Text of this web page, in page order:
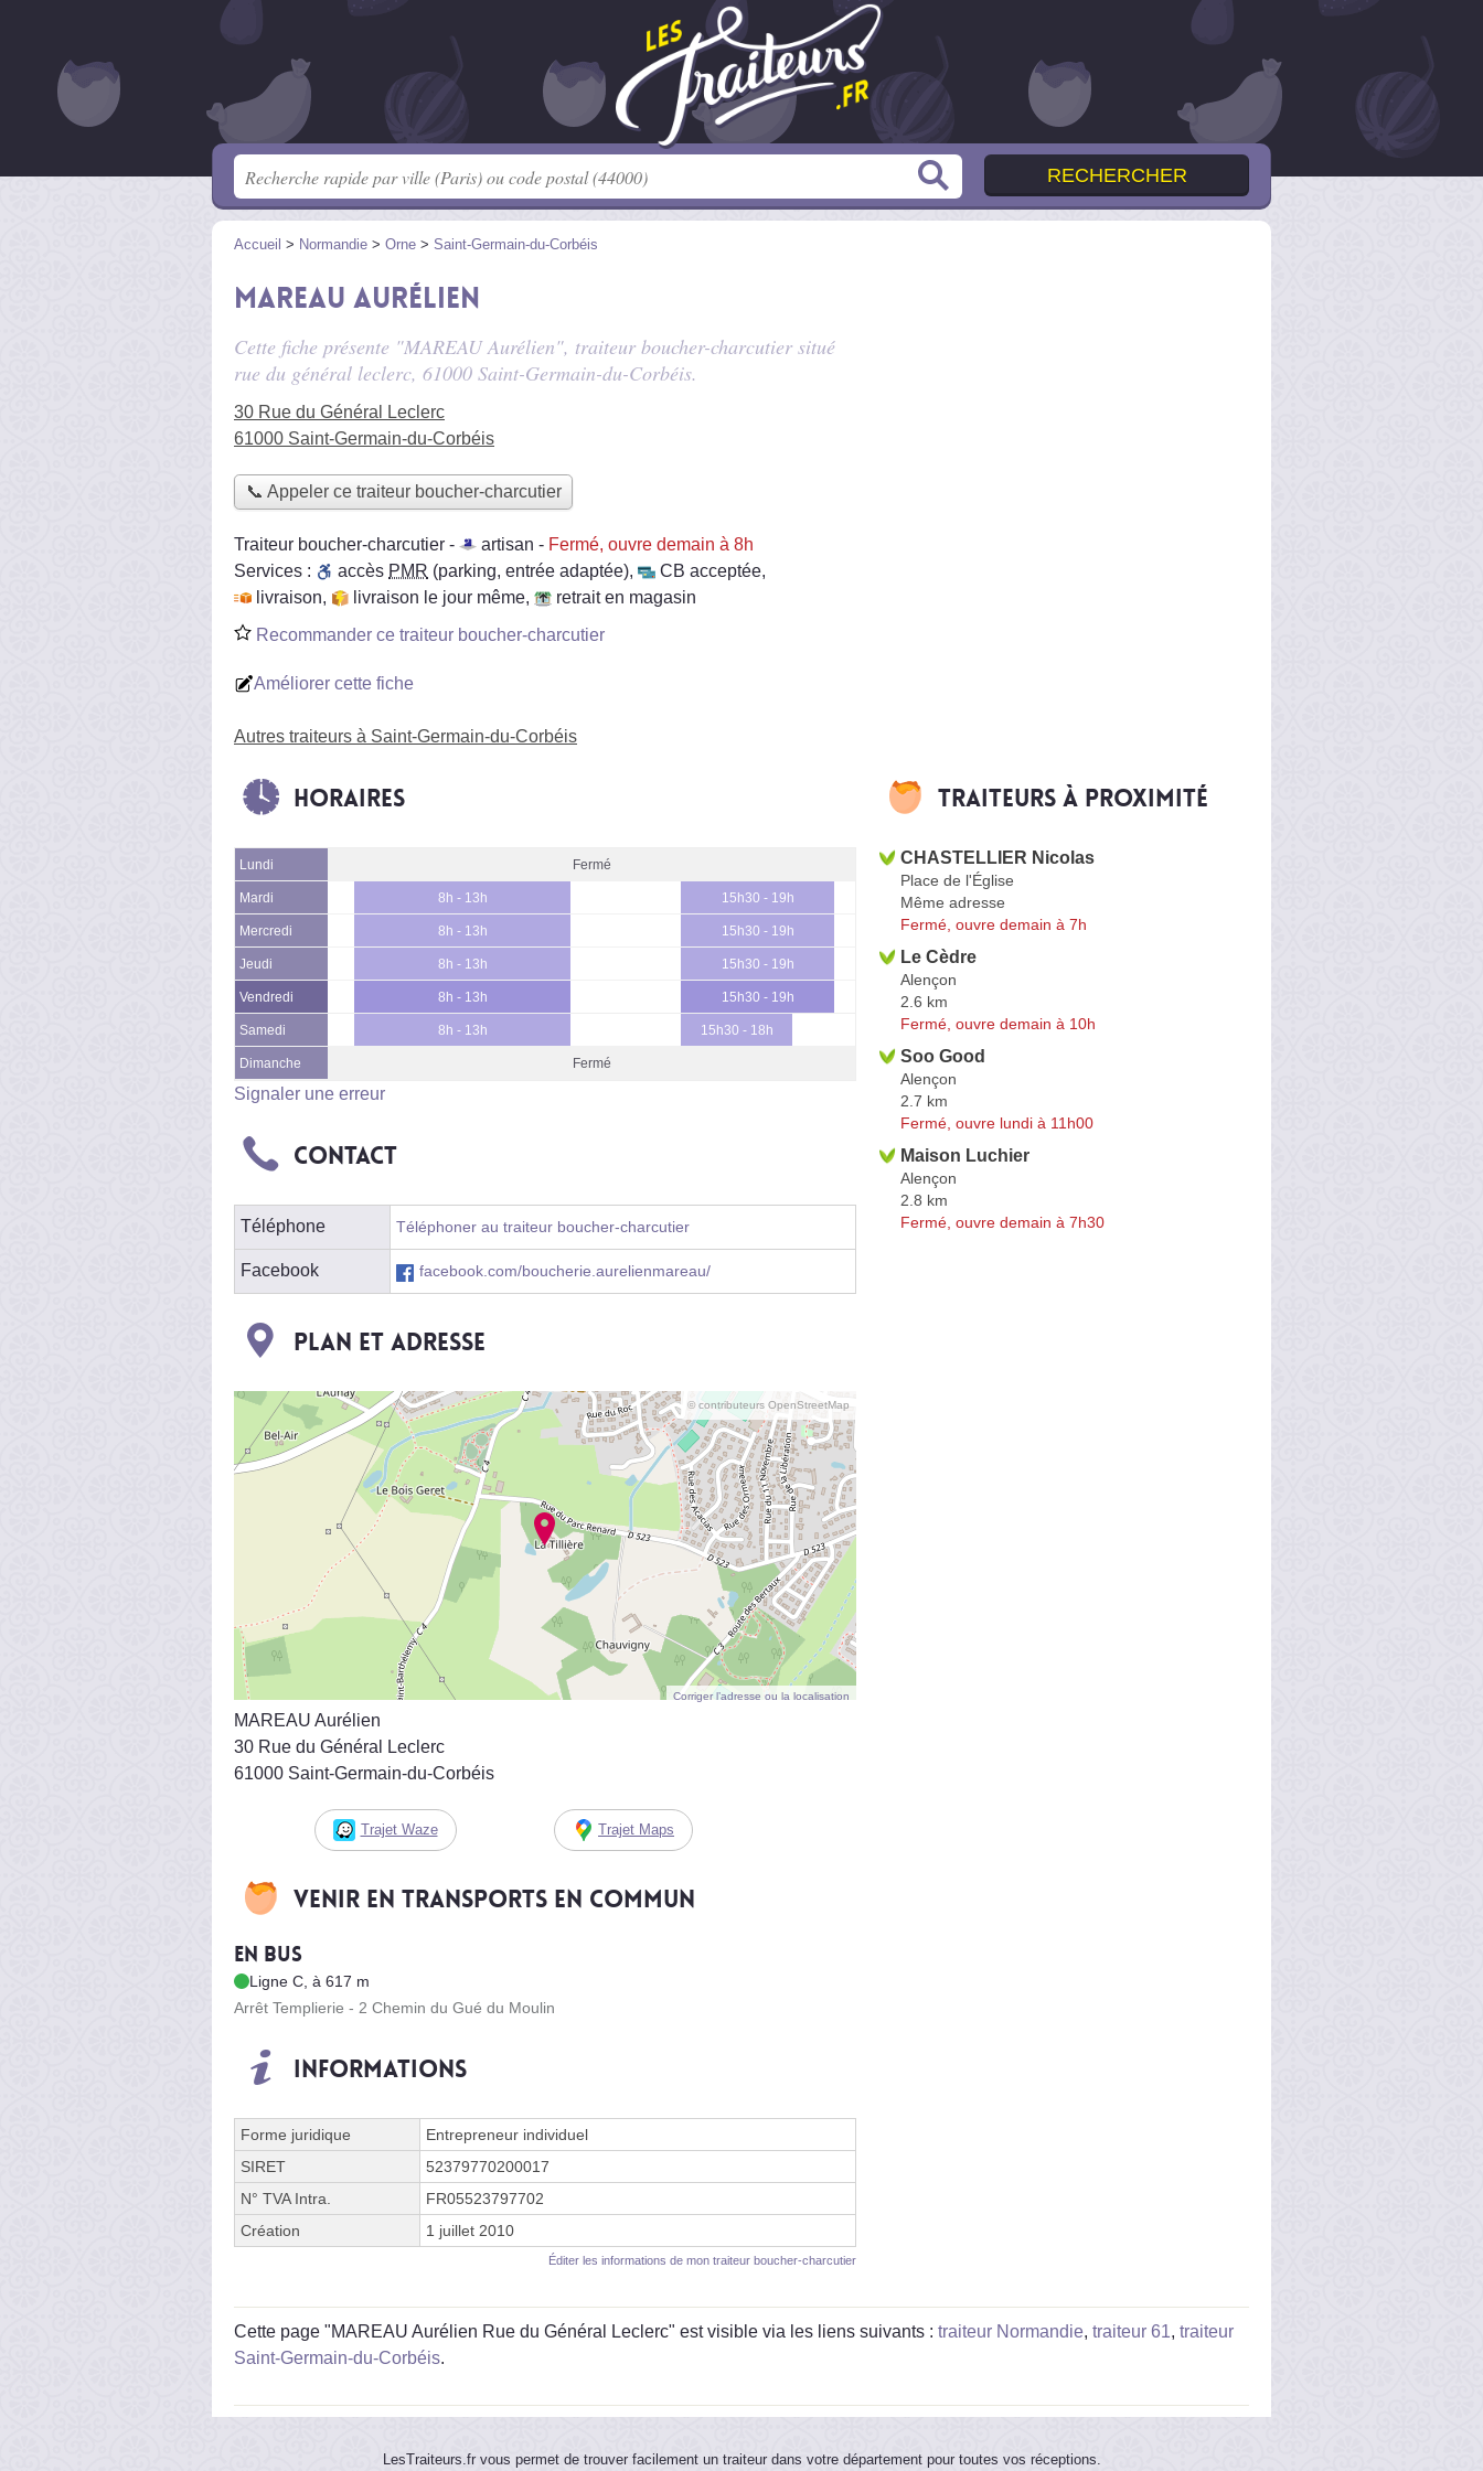
Accueil > Normandie > Orne > Saint-Germain-du-Corbéis
MAREAU Aurélien
Cette fiche présente "MAREAU Aurélien", traiteur boucher-charcutier situé
rue du général leclerc, 61000 Saint-Germain-du-Corbéis.
30 Rue du Général Leclerc
61000 Saint-Germain-du-Corbéis
📞 Appeler ce traiteur boucher-charcutier
Traiteur boucher-charcutier - artisan - Fermé, ouvre demain à 8h
Services :
accès PMR (parking, entrée adaptée), CB acceptée,
livraison, livraison le jour même,
retrait en magasin
Recommander ce traiteur boucher-charcutier
Améliorer cette fiche
Autres traiteurs à Saint-Germain-du-Corbéis
Horaires
Lundi Fermé
Mardi 8h - 13h 15h30 - 19h
Mercredi 8h - 13h 15h30 - 19h
Jeudi 8h - 13h 15h30 - 19h
Vendredi 8h - 13h 15h30 - 19h
Samedi 8h - 13h 15h30 - 18h
Dimanche Fermé
Signaler une erreur
Contact
Téléphone Téléphoner au traiteur boucher-charcutier
Facebook facebook.com/boucherie.aurelienmareau/
Plan et adresse
© contributeurs OpenStreetMap
Corriger l’adresse ou la localisation
MAREAU Aurélien
30 Rue du Général Leclerc
61000 Saint-Germain-du-Corbéis
Trajet Waze Trajet Maps
Venir en transports en commun
En bus
Ligne C, à 617 m
Arrêt Templierie - 2 Chemin du Gué du Moulin
Informations
Forme juridique
Entrepreneur individuel
SIRET
52379770200017
N° TVA Intra.
FR05523797702
Création
1 juillet 2010
Éditer les informations de mon traiteur boucher-charcutier
Traiteurs à proximité
CHASTELLIER Nicolas
Place de l'Église
Même adresse
Fermé, ouvre demain à 7h
Le Cèdre
Alençon
2.6 km
Fermé, ouvre demain à 10h
Soo Good
Alençon
2.7 km
Fermé, ouvre lundi à 11h00
Maison Luchier
Alençon
2.8 km
Fermé, ouvre demain à 7h30
Cette page "MAREAU Aurélien Rue du Général Leclerc" est visible via les liens suivants : traiteur Normandie, traiteur 61, traiteur
Saint-Germain-du-Corbéis.
LesTraiteurs.fr vous permet de trouver facilement un traiteur dans votre département pour toutes vos réceptions.